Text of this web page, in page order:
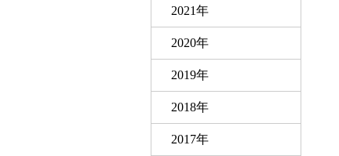
2021年
2020年
2019年
2018年
2017年